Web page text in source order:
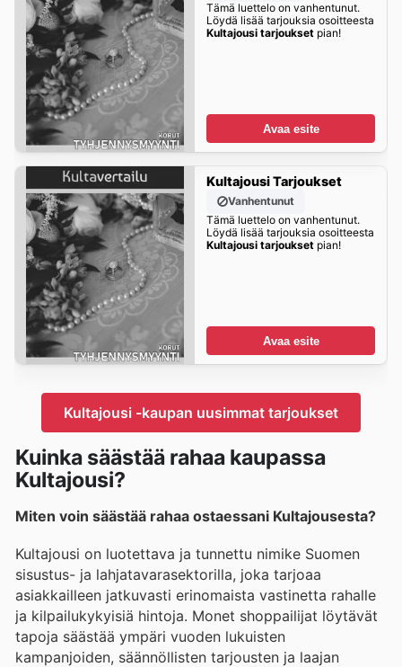
Tämä luettelo on vanhentunut.
Löydä lisää tarjouksia osoitteesta
Kultajousi tarjouksetpian!
Avaa esite
Kultajousi Tarjoukset
Vanhentunut
Tämä luettelo on vanhentunut.
Löydä lisää tarjouksia osoitteesta
Kultajousi tarjouksetpian!
Avaa esite
Kultajousi -kaupan uusimmat tarjoukset
Kuinka säästää rahaa kaupassa
Kultajousi?
Miten voin säästää rahaa ostaessani Kultajousesta?
Kultajousi on luotettava ja tunnettu nimike Suomen
sisustus- ja lahjatavarasektorilla, joka tarjoaa
asiakkailleen jatkuvasti erinomaista vastinetta rahalle
ja kilpailukykyisiä hintoja. Monet shoppailijat löytävät
tapoja säästää ympäri vuoden lukuisten
kampanjoiden, säännöllisten tarjousten ja laajan